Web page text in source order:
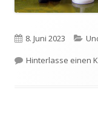
Veröffentlicht
am
8. Juni 2023
Hinterlasse einen